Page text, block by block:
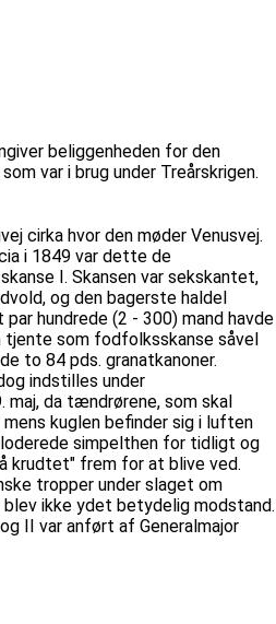
beliggenheden for den
var i brug under Treårskrigen.
cirka hvor den møder Venusvej.
i 1849 var dette de
I. Skansen var sekskantet,
og den bagerste haldel
hundrede (2 - 300) mand havde
tjente som fodfolksskanse såvel
to 84 pds. granatkanoner.
indstilles under
maj, da tændrørene, som skal
kuglen befinder sig i luften
simpelthen for tidligt og
krudtet" frem for at blive ved.
tropper under slaget om
blev ikke ydet betydelig modstand.
II var anført af Generalmajor